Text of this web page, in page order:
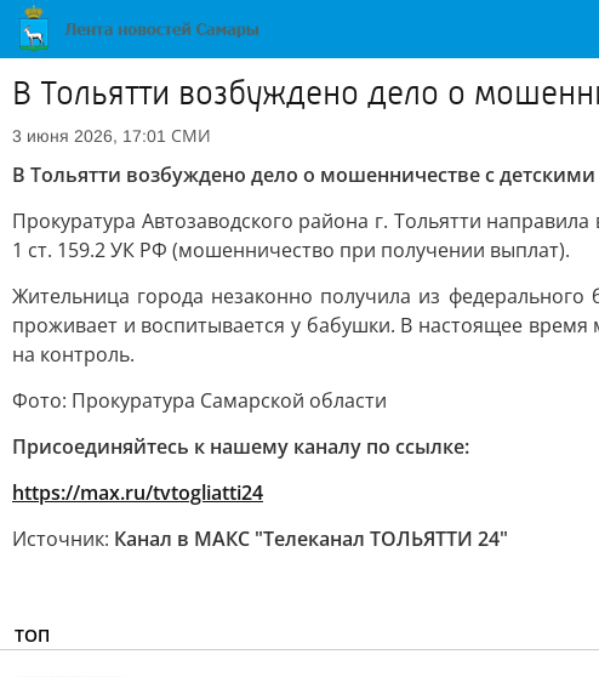
В Тольятти возбуждено дело о
3 июня 2026, 17:01 СМИ
В Тольятти возбуждено дело о мошенничестве с
Прокуратура Автозаводского района г. Тольятти
1 ст. 159.2 УК РФ (мошенничество при получении выплат).
Жительница города незаконно получила из федерального
проживает и воспитывается у бабушки. В настоящее время
на контроль.
Фото: Прокуратура Самарской области
Присоединяйтесь к нашему каналу по ссылке:
https://max.ru/tvtogliatti24
Источник: Канал в МАКС "Телеканал ТОЛЬЯТТИ 24"
ТОП